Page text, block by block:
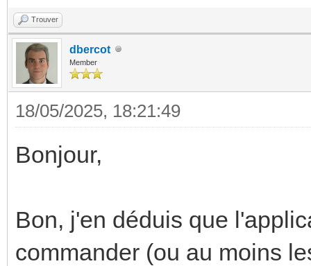
Trouver
dbercot
Member
18/05/2025, 18:21:49
Bonjour,
Bon, j'en déduis que
commander (ou au moins